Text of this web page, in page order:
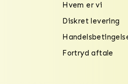
Hvem er vi
Diskret levering
Fortryd aftale